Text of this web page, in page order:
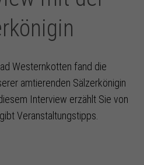
Westernkotten fand die
amtierenden Sälzerkönigin
Interview erzählt Sie von
Veranstaltungstipps.